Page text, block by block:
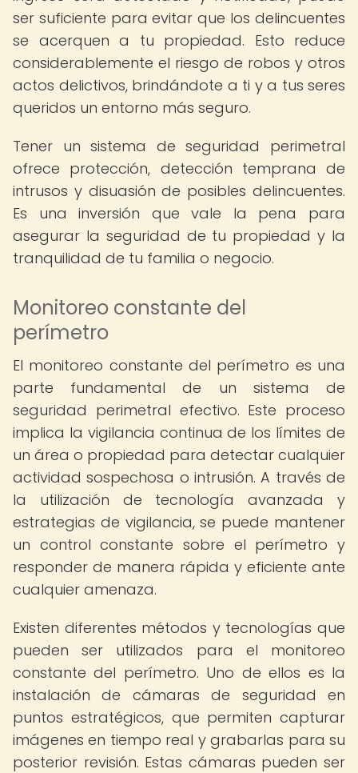
ser suficiente para evitar que los delincuentes
se acerquen a tu propiedad. Esto reduce
considerablemente el riesgo de robos y otros
actos delictivos, brindándote a ti y a tus seres
queridos un entorno más seguro.
Tener un sistema de seguridad perimetral
ofrece protección, detección temprana de
intrusos y disuasión de posibles delincuentes.
Es una inversión que vale la pena para
asegurar la seguridad de tu propiedad y la
tranquilidad de tu familia o negocio.
Monitoreo constante del
perímetro
El monitoreo constante del perímetro es una
parte fundamental de un sistema de
seguridad perimetral efectivo. Este proceso
implica la vigilancia continua de los límites de
un área o propiedad para detectar cualquier
actividad sospechosa o intrusión. A través de
la utilización de tecnología avanzada y
estrategias de vigilancia, se puede mantener
un control constante sobre el perímetro y
responder de manera rápida y eficiente ante
cualquier amenaza.
Existen diferentes métodos y tecnologías que
pueden ser utilizados para el monitoreo
constante del perímetro. Uno de ellos es la
instalación de cámaras de seguridad en
puntos estratégicos, que permiten capturar
imágenes en tiempo real y grabarlas para su
posterior revisión. Estas cámaras pueden ser